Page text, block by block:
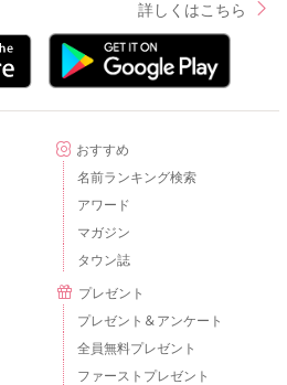
詳しくはこちら
おすすめ
名前ランキング検索
アワード
マガジン
タウン誌
プレゼント
プレゼント＆アンケート
全員無料プレゼント
ファーストプレゼント